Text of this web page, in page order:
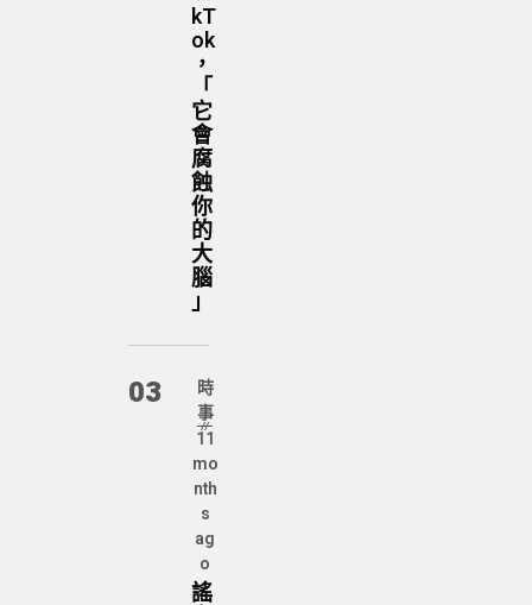
kT
ok
，
「
它
會
腐
蝕
你
的
大
腦
」
03
時
事
11
mo
nth
s
ag
o
謠